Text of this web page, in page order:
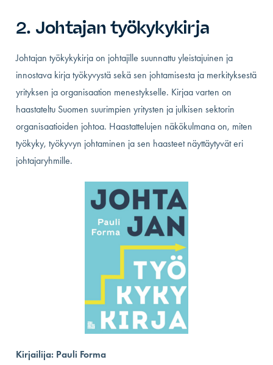
2. Johtajan työkykykirja
Johtajan työkykykirja on johtajille suunnattu yleistajuinen ja
innostava kirja työkyvystä sekä sen johtamisesta ja merkityksestä
yrityksen ja organisaation menestykselle. Kirjaa varten on
haastateltu Suomen suurimpien yritysten ja julkisen sektorin
organisaatioiden johtoa. Haastattelujen näkökulmana on, miten
työkyky, työkyvyn johtaminen ja sen haasteet näyttäytyvät eri
johtajaryhmille.
Kirjailija: Pauli Forma